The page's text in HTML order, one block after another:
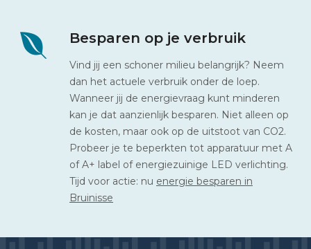
Besparen op je verbruik
Vind jij een schoner milieu belangrijk? Neem
dan het actuele verbruik onder de loep.
Wanneer jij de energievraag kunt minderen
kan je dat aanzienlijk besparen. Niet alleen op
de kosten, maar ook op de uitstoot van CO2.
Probeer je te beperkten tot apparatuur met A
of A+ label of energiezuinige LED verlichting.
Tijd voor actie: nu energie besparen in
Bruinisse